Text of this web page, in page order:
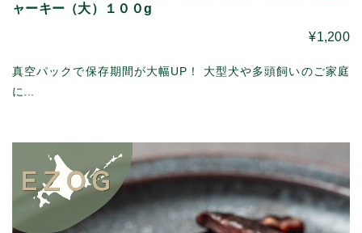
ャーキー（大）１００g
¥1,200
真空パックで保存期間が大幅UP！ 大型犬や多頭飼いのご家庭
に...